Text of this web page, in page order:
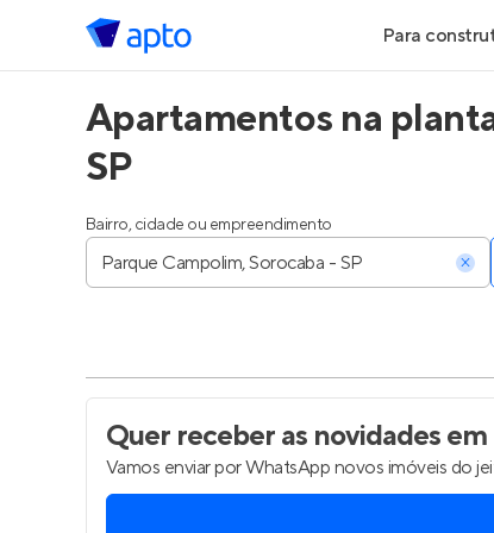
Para
Geração
Geração
Anunciar
Entrar
Apartamentos na
SP
Bairro, cidade ou empreendimento
Quer receber as novidadesem
Vamos enviar por WhatsApp novos imóveis do